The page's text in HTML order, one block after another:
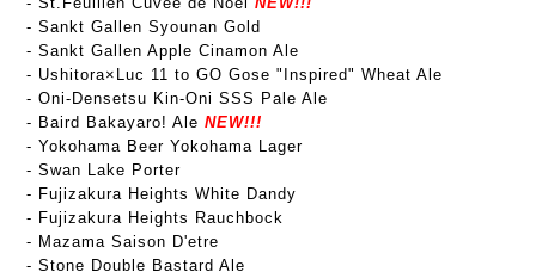
- Sankt Gallen Syounan Gold
- Sankt Gallen Apple Cinamon Ale
- Ushitora×Luc 11 to GO Gose "Inspired" Wheat Ale
- Oni-Densetsu Kin-Oni SSS Pale Ale
- Baird Bakayaro! Ale NEW!!!
- Yokohama Beer Yokohama Lager
- Swan Lake Porter
- Fujizakura Heights White Dandy
- Fujizakura Heights Rauchbock
- Mazama Saison D'etre
- Stone Double Bastard Ale